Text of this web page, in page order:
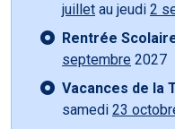
juillet au jeudi 2
Rentrée
septembre 2027
Vacances de la
samedi 23